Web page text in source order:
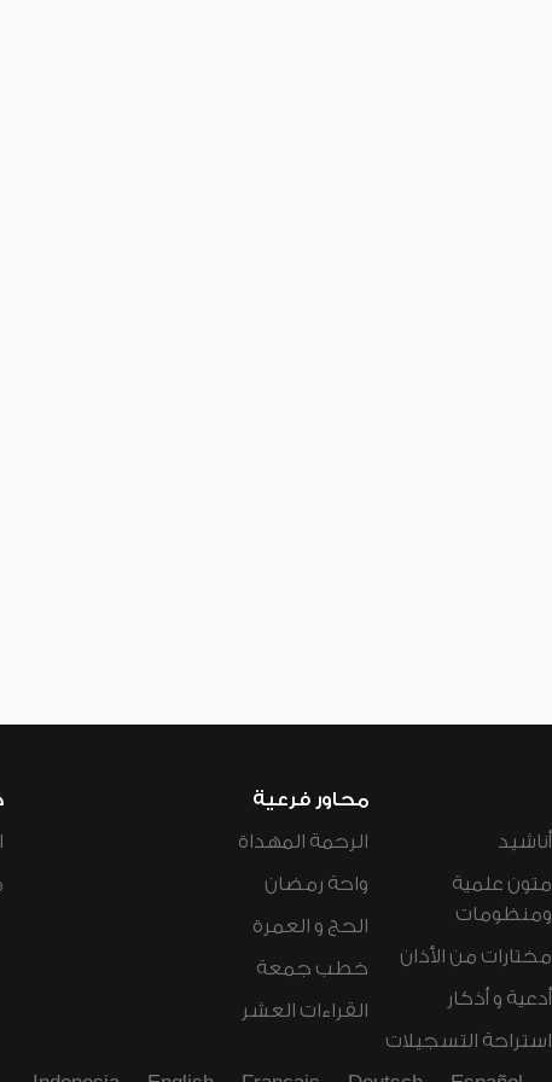
أناشيد
متون علمية
ومنظومات
مختارات من الأذان
أدعية و أذكار
استراحة التسجيلات
محاور فرعية
الرحمة المهداة
واحة رمضان
الحج و العمرة
خطب جمعة
القراءات العشر